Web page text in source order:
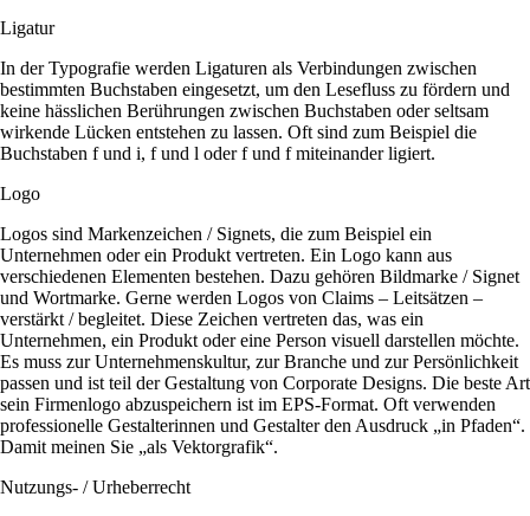
Ligatur
In der Typografie werden Ligaturen als Verbindungen zwischen
bestimmten Buchstaben eingesetzt, um den Lesefluss zu fördern und
keine hässlichen Berührungen zwischen Buchstaben oder seltsam
wirkende Lücken entstehen zu lassen. Oft sind zum Beispiel die
Buchstaben f und i, f und l oder f und f miteinander ligiert.
Logo
Logos sind Markenzeichen / Signets, die zum Beispiel ein
Unternehmen oder ein Produkt vertreten. Ein Logo kann aus
verschiedenen Elementen bestehen. Dazu gehören Bildmarke / Signet
und Wortmarke. Gerne werden Logos von Claims – Leitsätzen –
verstärkt / begleitet. Diese Zeichen vertreten das, was ein
Unternehmen, ein Produkt oder eine Person visuell darstellen möchte.
Es muss zur Unternehmenskultur, zur Branche und zur Persönlichkeit
passen und ist teil der Gestaltung von Corporate Designs. Die beste Art
sein Firmenlogo abzuspeichern ist im EPS-Format. Oft verwenden
professionelle Gestalterinnen und Gestalter den Ausdruck „in Pfaden“.
Damit meinen Sie „als Vektorgrafik“.
Nutzungs- / Urheberrecht